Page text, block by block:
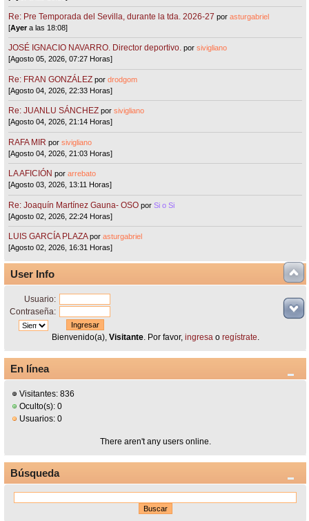
Re: Pre Temporada del Sevilla, durante la tda. 2026-27 porasturgabriel
[Ayera las 18:08]
JOSÉ IGNACIO NAVARRO. Director deportivo. porsivigliano
[Agosto 05, 2026, 07:27 Horas]
Re: FRAN GONZÁLEZ pordrodgom
[Agosto 04, 2026, 22:33 Horas]
Re: JUANLU SÁNCHEZ porsivigliano
[Agosto 04, 2026, 21:14 Horas]
RAFA MIR porsivigliano
[Agosto 04, 2026, 21:03 Horas]
LA AFICIÓN porarrebato
[Agosto 03, 2026, 13:11 Horas]
Re: Joaquín Martínez Gauna- OSO porSi o Si
[Agosto 02, 2026, 22:24 Horas]
LUIS GARCÍA PLAZA porasturgabriel
[Agosto 02, 2026, 16:31 Horas]
User Info
Usuario:
Contraseña:
Bienvenido(a), Visitante. Por favor, ingresao regístrate.
En línea
Visitantes: 836
Oculto(s): 0
Usuarios: 0
There aren't any users online.
Búsqueda